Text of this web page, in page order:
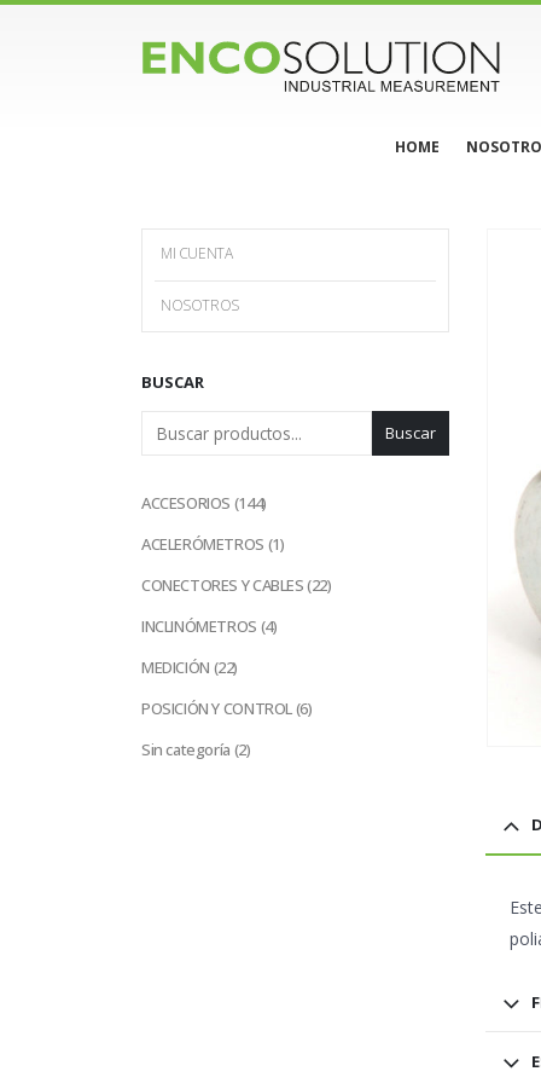
HOME
MI CUENTA
NOSOTROS
BUSCAR
Buscar
ACCESORIOS 144144
ACELERÓMETROS 11
CONECTORES Y CABLES 2222
INCLINÓMETROS 44
MEDICIÓN 2222
POSICIÓN Y CONTROL 66
Sin categoría 22